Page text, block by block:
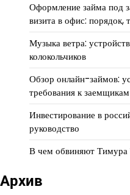
Оформление займа под
визита в офис: порядок,
Музыка ветра:
колокольчиков
Обзор онлайн-займов:
требования к заемщикам
Инвестирование в
руководство
В чем обвиняют Тимура
Архив